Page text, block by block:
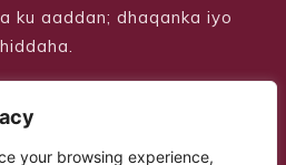
your browsing experience,
ku aaddan; dhaqanka iyo
hiddaha.